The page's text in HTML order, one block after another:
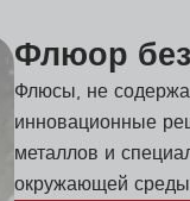
Флюор
Флюсы, не
инновационные
металлов и
окружающей